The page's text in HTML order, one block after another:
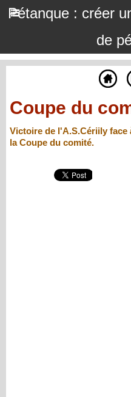
Pétanque : créer
de
Coupe du
Victoire de l'A.S.Cériily face
la Coupe du comité.